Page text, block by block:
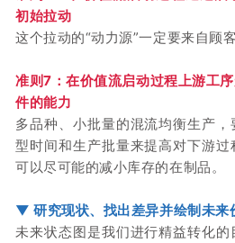
初始拉动
这个拉动的“动力源”一定要来自顾客
准则7：在价值流启动过程上游工
件的能力
多品种、小批量的混流均衡生产
型时间和生产批量来提高对下游
可以尽可能的减小库存的在制品。
▼ 研究现状、找出差异并绘制未来
未来状态图是我们进行精益转化的